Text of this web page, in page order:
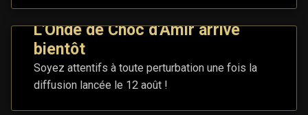
L'Onde de Choc d'Amir arrive
bientôt
Soyez attentifs à toute perturbation une fois la
diffusion lancée le 12 août !